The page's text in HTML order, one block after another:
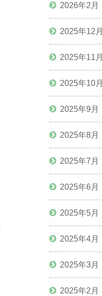
2026年2月
2025年12月
2025年11月
2025年10月
2025年9月
2025年8月
2025年7月
2025年6月
2025年5月
2025年4月
2025年3月
2025年2月